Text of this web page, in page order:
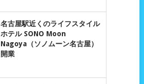
名古屋駅近くのライフスタイル
ホテル SONO Moon
Nagoya（ソノムーン名古屋）
開業